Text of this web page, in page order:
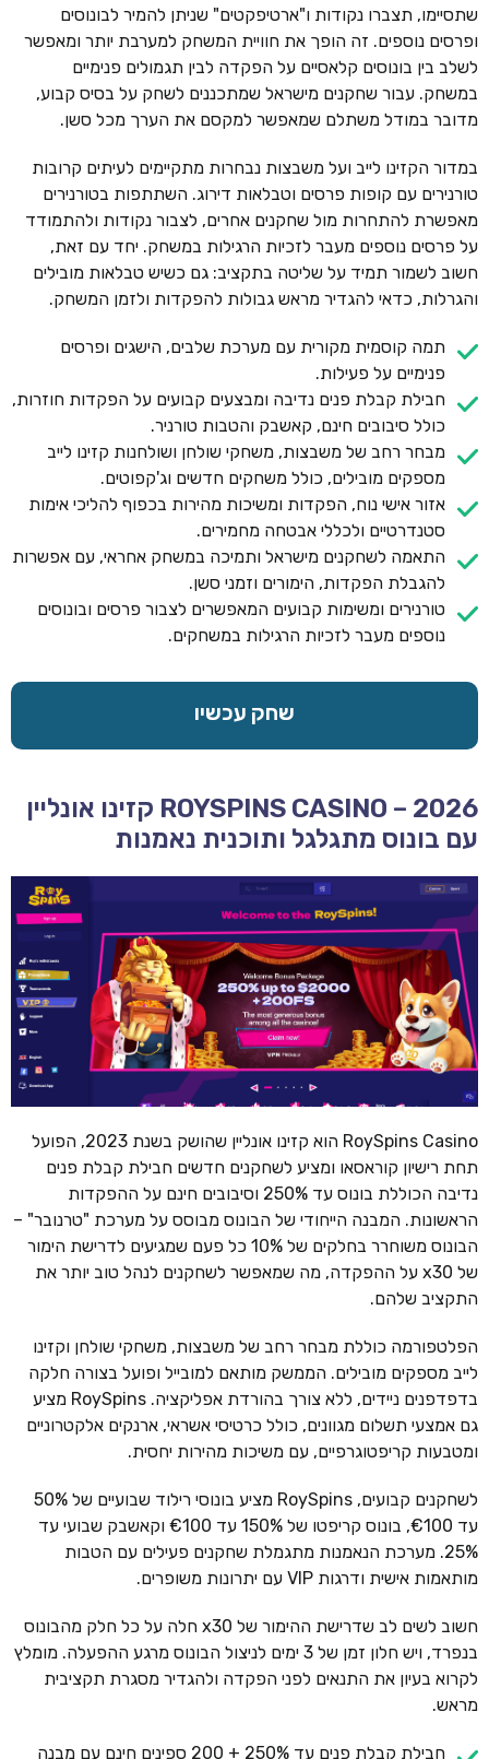
שתסיימו, תצברו נקודות ו"ארטיפקטים" שניתן להמיר לבונוסים
ופרסים נוספים. זה הופך את חוויית המשחק למערבת יותר ומאפשר
לשלב בין בונוסים קלאסיים על הפקדה לבין תגמולים פנימיים
במשחק. עבור שחקנים מישראל שמתכננים לשחק על בסיס קבוע,
מדובר במודל משתלם שמאפשר למקסם את הערך מכל סשן.
במדור הקזינו לייב ועל משבצות נבחרות מתקיימים לעיתים קרובות
טורנירים עם קופות פרסים וטבלאות דירוג. השתתפות בטורנירים
מאפשרת להתחרות מול שחקנים אחרים, לצבור נקודות ולהתמודד
על פרסים נוספים מעבר לזכיות הרגילות במשחק. יחד עם זאת,
חשוב לשמור תמיד על שליטה בתקציב: גם כשיש טבלאות מובילים
והגרלות, כדאי להגדיר מראש גבולות להפקדות ולזמן המשחק.
תמה קוסמית מקורית עם מערכת שלבים, הישגים ופרסים
פנימיים על פעילות.
חבילת קבלת פנים נדיבה ומבצעים קבועים על הפקדות חוזרות,
כולל סיבובים חינם, קאשבק והטבות טורניר.
מבחר רחב של משבצות, משחקי שולחן ושולחנות קזינו לייב
מספקים מובילים, כולל משחקים חדשים וג'קפוטים.
אזור אישי נוח, הפקדות ומשיכות מהירות בכפוף להליכי אימות
סטנדרטיים ולכללי אבטחה מחמירים.
התאמה לשחקנים מישראל ותמיכה במשחק אחראי, עם אפשרות
להגבלת הפקדות, הימורים וזמני סשן.
טורנירים ומשימות קבועים המאפשרים לצבור פרסים ובונוסים
נוספים מעבר לזכיות הרגילות במשחקים.
שחק עכשיו
ROYSPINS CASINO – 2026 קזינו אונליין
עם בונוס מתגלגל ותוכנית נאמנות
RoySpins Casino הוא קזינו אונליין שהושק בשנת 2023, הפועל
תחת רישיון קוראסאו ומציע לשחקנים חדשים חבילת קבלת פנים
נדיבה הכוללת בונוס עד 250% וסיבובים חינם על ההפקדות
הראשונות. המבנה הייחודי של הבונוס מבוסס על מערכת "טרנובר" –
הבונוס משוחרר בחלקים של 10% כל פעם שמגיעים לדרישת הימור
של x30 על ההפקדה, מה שמאפשר לשחקנים לנהל טוב יותר את
התקציב שלהם.
הפלטפורמה כוללת מבחר רחב של משבצות, משחקי שולחן וקזינו
לייב מספקים מובילים. הממשק מותאם למובייל ופועל בצורה חלקה
בדפדפנים ניידים, ללא צורך בהורדת אפליקציה. RoySpins מציע
גם אמצעי תשלום מגוונים, כולל כרטיסי אשראי, ארנקים אלקטרוניים
ומטבעות קריפטוגרפיים, עם משיכות מהירות יחסית.
לשחקנים קבועים, RoySpins מציע בונוסי רילוד שבועיים של 50%
עד €100, בונוס קריפטו של 150% עד €100 וקאשבק שבועי עד
25%. מערכת הנאמנות מתגמלת שחקנים פעילים עם הטבות
מותאמות אישית ודרגות VIP עם יתרונות משופרים.
חשוב לשים לב שדרישת ההימור של x30 חלה על כל חלק מהבונוס
בנפרד, ויש חלון זמן של 3 ימים לניצול הבונוס מרגע ההפעלה. מומלץ
לקרוא בעיון את התנאים לפני הפקדה ולהגדיר מסגרת תקציבית
מראש.
חבילת קבלת פנים עד 250% + 200 ספינים חינם עם מבנה